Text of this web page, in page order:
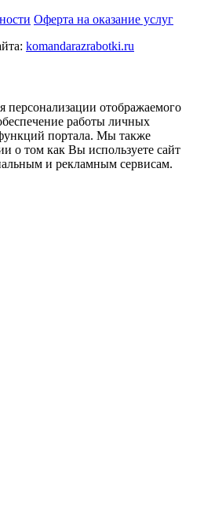
Оферта на оказание услуг
komandarazrabotki.ru
персонализации отображаемого
работы личных
портала. Мы также
о том как Вы используете сайт
и рекламным сервисам.